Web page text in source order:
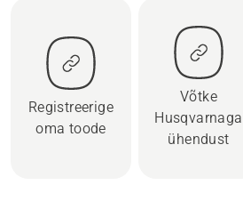
Registreerige
oma toode
Võtke
Husqvarnaga
ühendust